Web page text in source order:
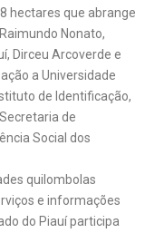
hectares que abrange
Nonato,
Dirceu Arcoverde e
a Universidade
de Identificação,
de
Social dos
quilombolas
e informações
do Piauí participa